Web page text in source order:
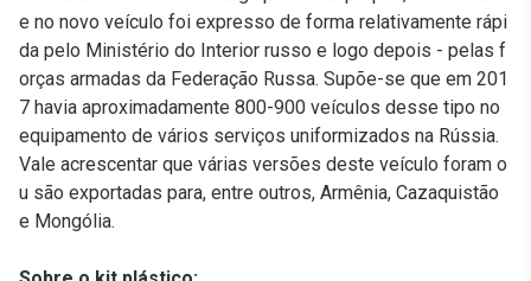
e no novo veículo foi expresso de forma relativamente rápi
da pelo Ministério do Interior russo e logo depois - pelas f
orças armadas da Federação Russa. Supõe-se que em 201
7 havia aproximadamente 800-900 veículos desse tipo no
equipamento de vários serviços uniformizados na Rússia.
Vale acrescentar que várias versões deste veículo foram o
u são exportadas para, entre outros, Armênia, Cazaquistão
e Mongólia.